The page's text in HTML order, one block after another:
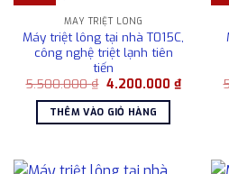
MÁY TRIỆT LÔNG
Máy triệt lông tại nhà T015C,
công nghệ triệt lạnh tiên
tiến
5.500.000₫ Giá
là:
5.500.000 ₫.
4.200.000 ₫Giá
hiện
THÊM VÀO GIỎ HÀNG